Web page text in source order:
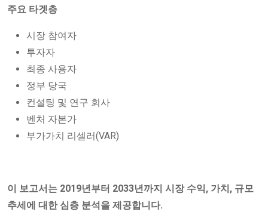
주요 타겟층
시장 참여자
투자자
최종 사용자
정부 당국
컨설팅 및 연구 회사
벤처 자본가
부가가치 리셀러(VAR)
이 보고서는 2019년부터 2033년까지 시장 수익, 가치, 규모
추세에 대한 심층 분석을 제공합니다.